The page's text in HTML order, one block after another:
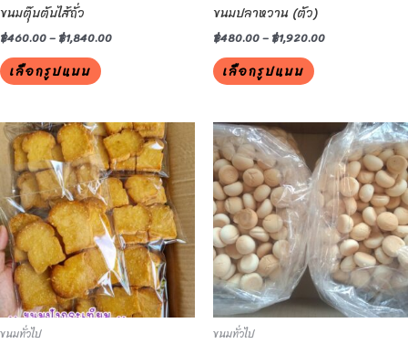
ขนมตุ๊บตับไส้ถั่ว
฿460.00–฿1,840.00
เลือกรูปแบบ
the
product
page
ขนมปลาหวาน (ตัว)
฿480.00–฿1,920.00
เลือกรูปแบบ
on
the
product
page
ขนมทั่วไป
This
product
has
multiple
variants.
The
options
may
be
ขนมทั่วไป
This
product
has
multiple
variants.
The
options
may
be